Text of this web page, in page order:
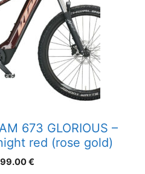
673 GLORIOUS –
red (rose gold)
€